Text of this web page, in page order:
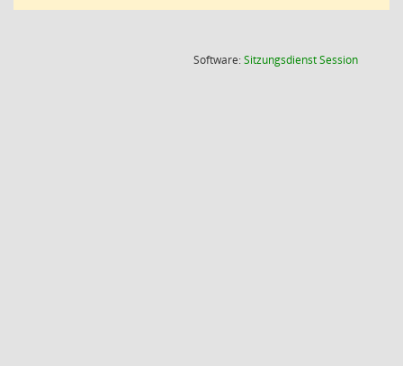
Software:SitzungsdienstSession(Wird in